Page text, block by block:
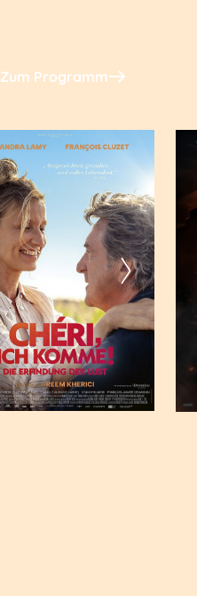
Zum Programm